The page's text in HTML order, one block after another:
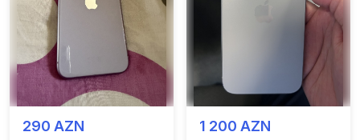
290 AZN 1 200 AZN